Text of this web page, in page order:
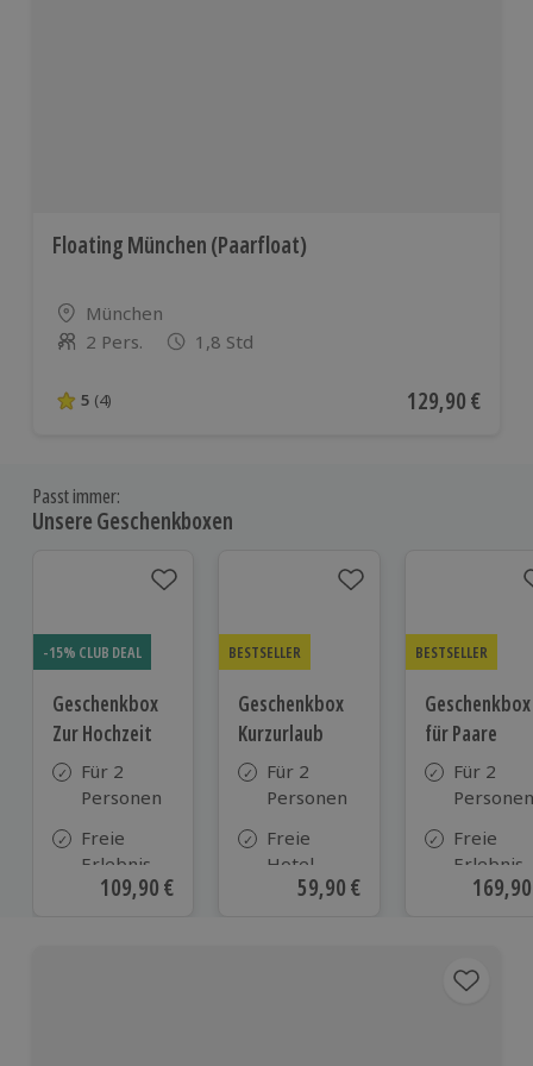
Floating München (Paarfloat)
Standort
München
Anzahl der Teilnehmer
2 Pers. 1,8 Std
5 von 5 Sternen basierend auf 4 Bewertungen
5 (4) Aktueller Preis
129,90 €
Passt immer:
Unsere Geschenkboxen
-15% CLUB DEAL
Geschenkbox
Zur Hochzeit
Für 2
Personen
Freie
Erlebnis-
Auswahl
Aktueller Preis
109,90 €
BESTSELLER
Geschenkbox
Kurzurlaub
Für 2
Personen
Freie
Hotel-
Auswahl
Aktueller Preis
59,90 €
BESTSELLER
Geschenkbox
für Paare
Für 2
Personen
Freie
Erlebnis-
Auswahl